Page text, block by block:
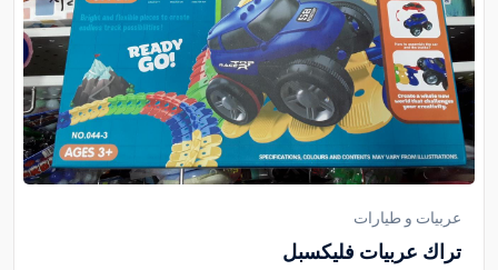
عربيات و طيارات
تراك عربيات فليكسبل